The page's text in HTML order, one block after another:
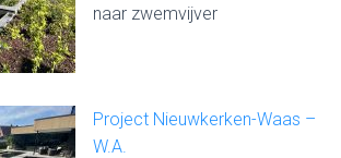
naar zwemvijver
Project Nieuwkerken-Waas –
W.A.